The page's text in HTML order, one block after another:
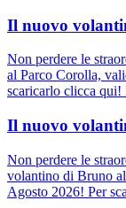
Il nuovo
Non perdere le
al Parco Corolla,
scaricarlo clicca
Il nuovo
Non perdere le
volantino di Bruno
Agosto 2026! Per